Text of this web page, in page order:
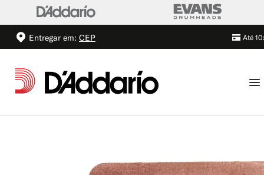
Entregar em: CEP Até